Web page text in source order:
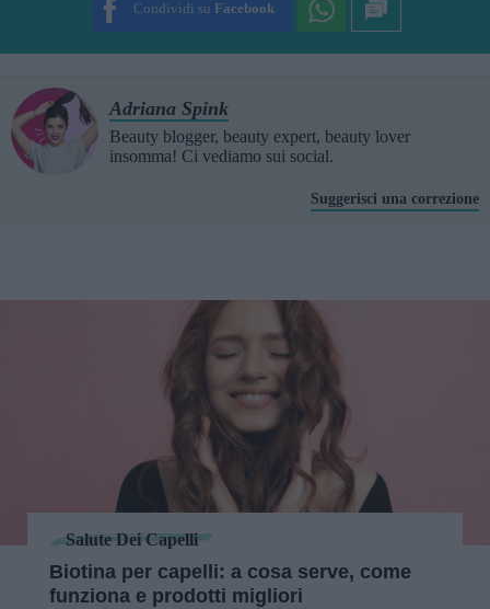
Condividi su Facebook
Adriana Spink
Beauty blogger, beauty expert, beauty lover
insomma! Ci vediamo sui social.
Suggerisci una correzione
Salute Dei Capelli
Biotina per capelli: a cosa serve, come
funziona e prodotti migliori